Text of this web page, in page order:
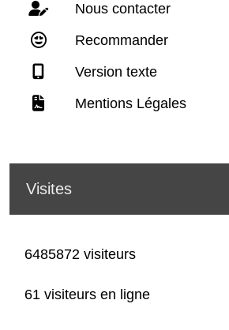
Nous contacter
Recommander
Version texte
Mentions Légales
Visites
6485872 visiteurs
61 visiteurs en ligne